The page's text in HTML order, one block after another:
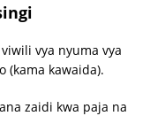
vya nyuma vya
(kama kawaida).
zaidi kwa paja na